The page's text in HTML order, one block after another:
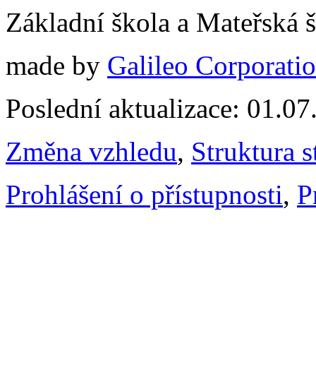
Základní škola a
made by Galileo
Poslední aktualizace:
Změna vzhledu, Struktura
Prohlášení o přístupnosti,